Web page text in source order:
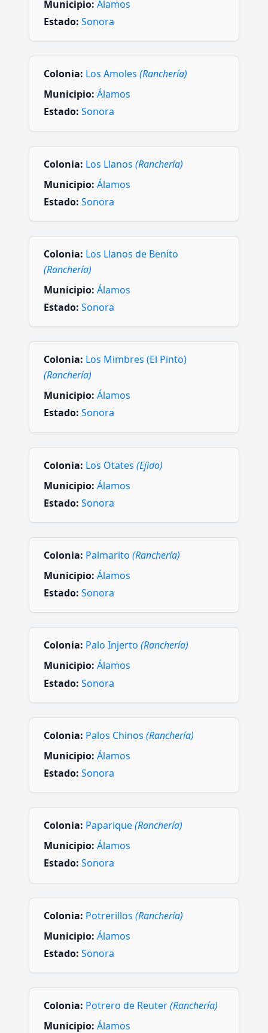
Municipio: Álamos
Estado: Sonora
Colonia: Los Amoles (Ranchería)
Municipio: Álamos
Estado: Sonora
Colonia: Los Llanos (Ranchería)
Municipio: Álamos
Estado: Sonora
Colonia: Los Llanos de Benito
(Ranchería)
Municipio: Álamos
Estado: Sonora
Colonia: Los Mimbres (El Pinto)
(Ranchería)
Municipio: Álamos
Estado: Sonora
Colonia: Los Otates (Ejido)
Municipio: Álamos
Estado: Sonora
Colonia: Palmarito (Ranchería)
Municipio: Álamos
Estado: Sonora
Colonia: Palo Injerto (Ranchería)
Municipio: Álamos
Estado: Sonora
Colonia: Palos Chinos (Ranchería)
Municipio: Álamos
Estado: Sonora
Colonia: Paparique(Ranchería)
Municipio: Álamos
Estado: Sonora
Colonia: Potrerillos (Ranchería)
Municipio: Álamos
Estado: Sonora
Colonia: Potrero de Reuter(Ranchería)
Municipio: Álamos